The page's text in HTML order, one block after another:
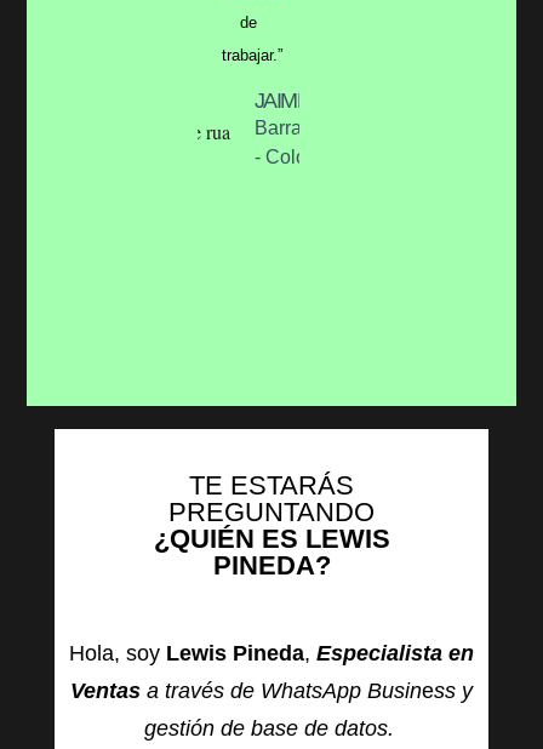
de
trabajar.”
JAIME RUA
Barranquilla
- Colombia
TE ESTARÁS
PREGUNTANDO
¿QUIÉN ES LEWIS
PINEDA?
Hola, soy Lewis Pineda, Especialista en
Ventas a través de WhatsApp Business y
gestión de base de datos.